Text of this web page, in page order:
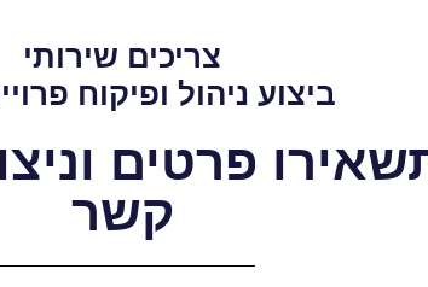
צריכים שירותי
ביצוע ניהול ופיקוח
פרטים
קשר